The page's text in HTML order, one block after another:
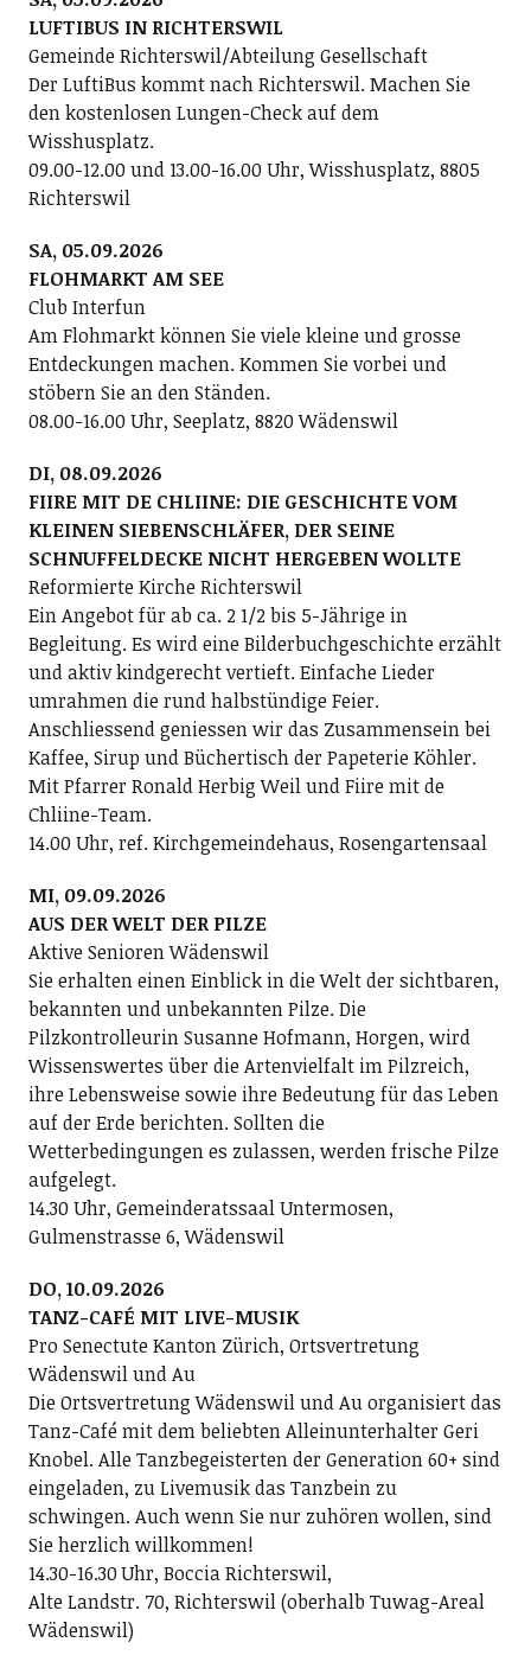
LUFTIBUS IN RICHTERSWIL
Gemeinde Richterswil/Abteilung Gesellschaft
Der LuftiBus kommt nach Richterswil. Machen Sie
den kostenlosen Lungen-Check auf dem
Wisshusplatz.
09.00-12.00 und 13.00-16.00 Uhr, Wisshusplatz, 8805
Richterswil
SA, 05.09.2026
FLOHMARKT AM SEE
Club Interfun
Am Flohmarkt können Sie viele kleine und grosse
Entdeckungen machen. Kommen Sie vorbei und
stöbern Sie an den Ständen.
08.00-16.00 Uhr, Seeplatz, 8820 Wädenswil
DI, 08.09.2026
FIIRE MIT DE CHLIINE: DIE GESCHICHTE VOM
KLEINEN SIEBENSCHLÄFER, DER SEINE
SCHNUFFELDECKE NICHT HERGEBEN WOLLTE
Reformierte Kirche Richterswil
Ein Angebot für ab ca. 2 1/2 bis 5-Jährige in
Begleitung. Es wird eine Bilderbuchgeschichte erzählt
und aktiv kindgerecht vertieft. Einfache Lieder
umrahmen die rund halbstündige Feier.
Anschliessend geniessen wir das Zusammensein bei
Kaffee, Sirup und Büchertisch der Papeterie Köhler.
Mit Pfarrer Ronald Herbig Weil und Fiire mit de
Chliine-Team.
14.00 Uhr, ref. Kirchgemeindehaus, Rosengartensaal
MI, 09.09.2026
AUS DER WELT DER PILZE
Aktive Senioren Wädenswil
Sie erhalten einen Einblick in die Welt der sichtbaren,
bekannten und unbekannten Pilze. Die
Pilzkontrolleurin Susanne Hofmann, Horgen, wird
Wissenswertes über die Artenvielfalt im Pilzreich,
ihre Lebensweise sowie ihre Bedeutung für das Leben
auf der Erde berichten. Sollten die
Wetterbedingungen es zulassen, werden frische Pilze
aufgelegt.
14.30 Uhr, Gemeinderatssaal Untermosen,
Gulmenstrasse 6, Wädenswil
DO, 10.09.2026
TANZ-CAFÉ MIT LIVE-MUSIK
Pro Senectute Kanton Zürich, Ortsvertretung
Wädenswil und Au
Die Ortsvertretung Wädenswil und Au organisiert das
Tanz-Café mit dem beliebten Alleinunterhalter Geri
Knobel. Alle Tanzbegeisterten der Generation 60+ sind
eingeladen, zu Livemusik das Tanzbein zu
schwingen. Auch wenn Sie nur zuhören wollen, sind
Sie herzlich willkommen!
14.30-16.30 Uhr, Boccia Richterswil,
Alte Landstr. 70, Richterswil (oberhalb Tuwag-Areal
Wädenswil)